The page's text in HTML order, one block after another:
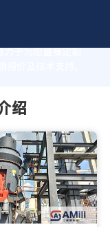
于为您量身定制
价及技术支持，
绍